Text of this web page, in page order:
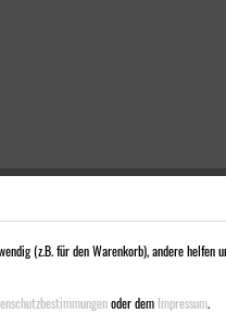
(z.B. für den Warenkorb), andere helfen
oder dem Impressum.